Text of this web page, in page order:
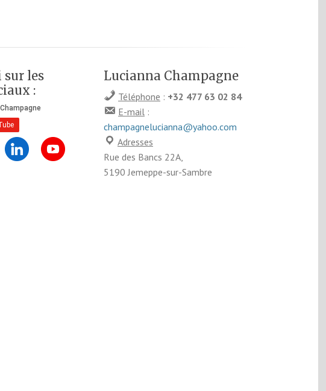
sur les
:
Lucianna Champagne
Téléphone : +32 477 63 02 84
E-mail :
champagnelucianna@yahoo.com
Adresses
Rue des Bancs 22A,
5190 Jemeppe-sur-Sambre